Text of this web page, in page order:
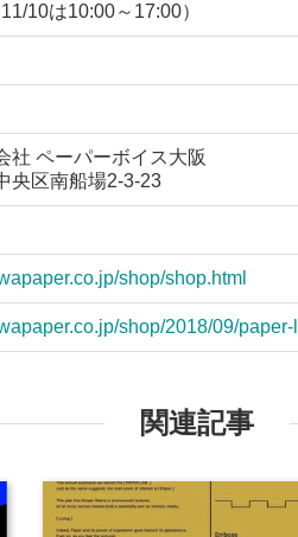
10は10:00～17:00）
社 ペーパーボイス大阪
央区南船場2-3-23
shop/shop.html
shop/2018/09/
関連記事